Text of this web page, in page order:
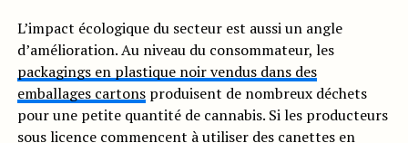
L’impact écologique du secteur est aussi un angle
d’amélioration. Au niveau du consommateur, les
packagings en plastique noir vendus dans des
emballages cartonsproduisent de nombreux déchets
pour une petite quantité de cannabis. Si les producteurs
sous licence commencent à utiliser des canettes en